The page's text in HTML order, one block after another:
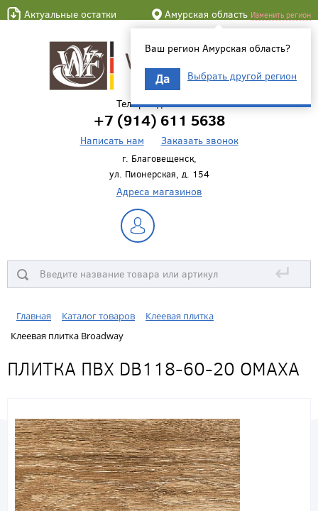
Актуальные остатки Амурская область Изменить регион
Ваш регион Амурская область?
Да Выбрать другой регион
Телефон для связи
+7 (914) 611 5638
Написать нам Заказать звонок
г. Благовещенск,
ул. Пионерская, д. 154
Адреса магазинов
↵
Главная Каталог товаров
Клеевая плитка
Клеевая плитка Broadway
ПЛИТКА ПВХ DB118-60-20 ОМАХА